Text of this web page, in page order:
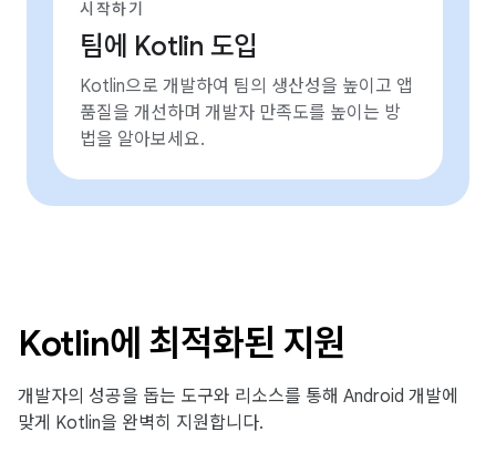
시작하기
팀에 Kotlin 도입
Kotlin으로 개발하여 팀의 생산성을 높이고 앱
품질을 개선하며 개발자 만족도를 높이는 방
법을 알아보세요.
Kotlin에 최적화된 지원
개발자의 성공을 돕는 도구와 리소스를 통해 Android 개발에
맞게 Kotlin을 완벽히 지원합니다.